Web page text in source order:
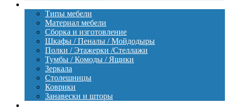
Типы мебели
Материал мебели
Сборка и изготовление
Шкафы / Пеналы / Мойдодыры
Полки / Этажерки /Стеллажи
Тумбы / Комоды / Ящики
Зеркала
Столешницы
Коврики
Занавески и шторы